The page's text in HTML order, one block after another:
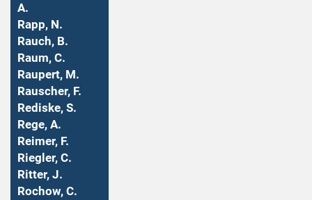
A.
Rapp, N.
Rauch, B.
Raum, C.
Raupert, M.
Rauscher, F.
Rediske, S.
Rege, A.
Reimer, F.
Riegler, C.
Ritter, J.
Rochow, C.